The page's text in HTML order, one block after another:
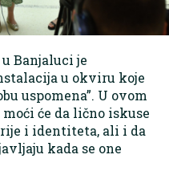
Banjaluci je
u okviru koje
uspomena”. U ovom
će da lično iskuse
i identiteta, ali i da
kada se one